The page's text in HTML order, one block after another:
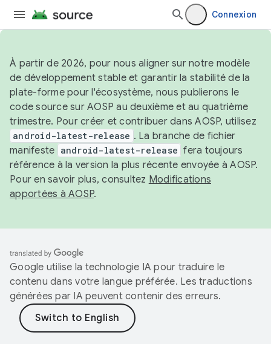
Connexion
À partir de 2026, pour nous aligner sur notre modèle
de développement stable et garantir la stabilité de la
plate-forme pour l'écosystème, nous publierons le
code source sur AOSP au deuxième et au quatrième
trimestre. Pour créer et contribuer dans AOSP, utilisez
android-latest-release . La branche de fichier
manifeste android-latest-release fera toujours
référence à la version la plus récente envoyée à AOSP.
Pour en savoir plus, consultez Modifications
apportées à AOSP.
Google utilise la technologie IA pour traduire le
contenu dans votre langue préférée. Les traductions
générées par IA peuvent contenir des erreurs.